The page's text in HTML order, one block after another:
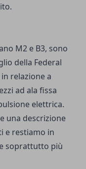
M2 e B3, sono
della Federal
relazione a
ad ala fissa
elettrica.
una descrizione
e restiamo in
soprattutto più